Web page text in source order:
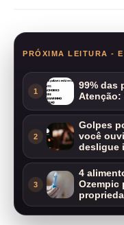
PRÓXIMA LEITURA -
1
99% das
Atenção:
2
Golpes
você
desligue
3
4
Ozempic